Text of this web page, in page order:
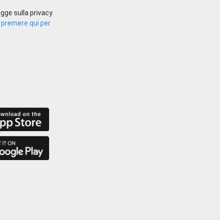
sulla privacy
premere qui per